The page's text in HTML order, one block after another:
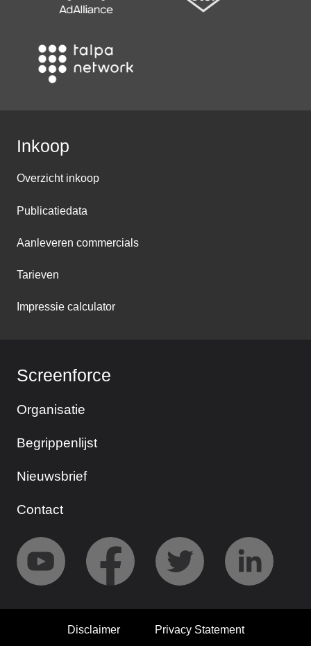
Inkoop
Overzicht inkoop
Publicatiedata
Aanleveren commercials
Tarieven
Impressie calculator
Screenforce
Organisatie
Begrippenlijst
Nieuwsbrief
Contact
Disclaimer Privacy Statement